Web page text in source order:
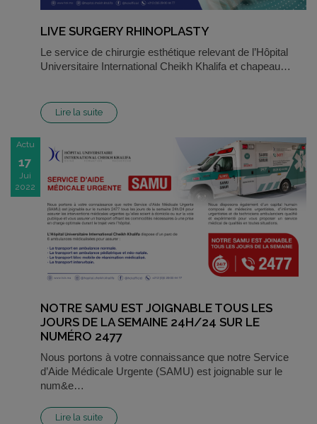
LIVE SURGERY RHINOPLASTY
Le service de chirurgie esthétique relevant de l’Hôpital
Universitaire International Cheikh Khalifa et chapeau…
Lire la suite
Actu
17
Jui
2022
NOTRE SAMU EST JOIGNABLE TOUS LES
JOURS DE LA SEMAINE 24H/24 SUR LE
NUMÉRO 2477
Nous portons à votre connaissance que notre Service
d’Aide Médicale Urgente (SAMU) est joignable sur le
num&e…
Lire la suite